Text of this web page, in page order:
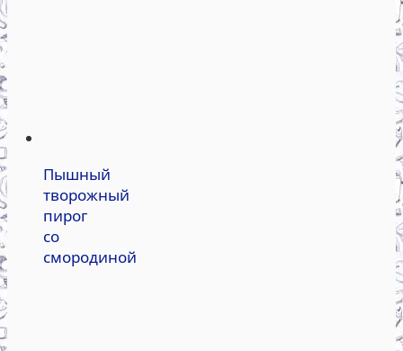
Пышный
творожный
пирог
со
смородиной